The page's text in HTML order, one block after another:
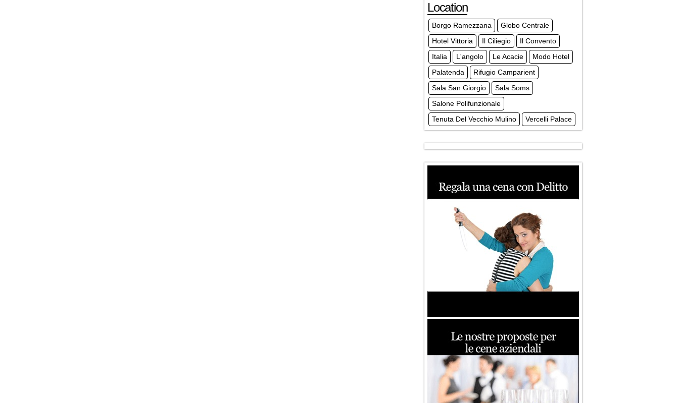
Location
Borgo Ramezzana
Globo Centrale
Hotel Vittoria
Il Ciliegio
Il Convento
Italia
L'angolo Le Acacie
Modo Hotel
Palatenda
Rifugio Camparient
Sala San Giorgio
Sala Soms
Salone Polifunzionale
Tenuta Del Vecchio Mulino
Vercelli Palace